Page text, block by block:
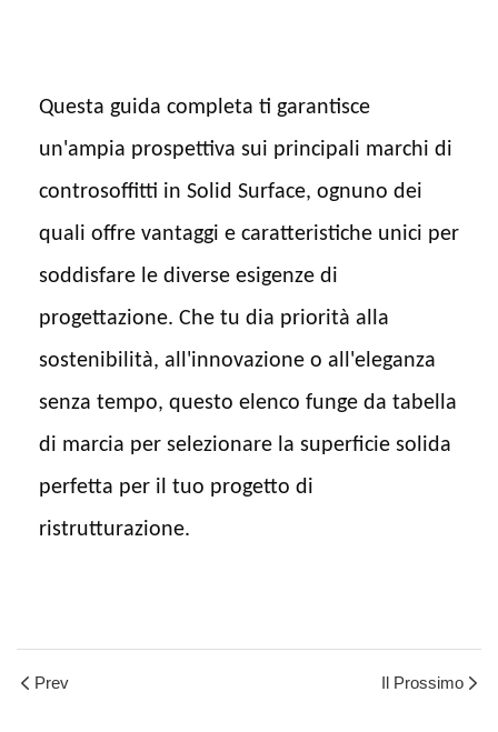
Questa guida completa ti garantisce
un'ampia prospettiva sui principali marchi di
controsoffitti in Solid Surface, ognuno dei
quali offre vantaggi e caratteristiche unici per
soddisfare le diverse esigenze di
progettazione. Che tu dia priorità alla
sostenibilità, all'innovazione o all'eleganza
senza tempo, questo elenco funge da tabella
di marcia per selezionare la superficie solida
perfetta per il tuo progetto di
ristrutturazione.
Prev Il Prossimo